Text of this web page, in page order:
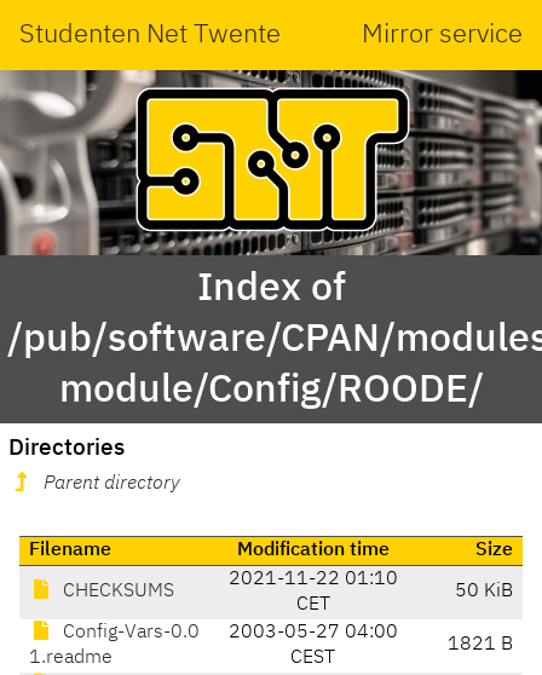
Studenten Net Twente Mirror service
Index of
/pub/software/CPAN/
module/Config/ROODE/
Directories
Parent directory
Filename Modification time Size
CHECKSUMS
2021-11-22 01:10
CET
50 KiB
Config-Vars-0.0
1.readme
2003-05-27 04:00
CEST
1821 B